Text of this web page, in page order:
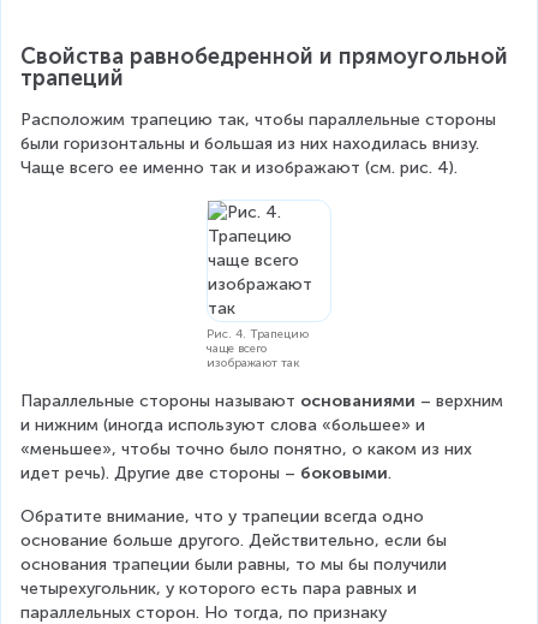
Свойства равнобедренной и прямоугольной
трапеций
Расположим трапецию так, чтобы параллельные стороны
были горизонтальны и большая из них находилась внизу.
Чаще всего ее именно так и изображают (см. рис. 4).
Рис. 4. Трапецию
чаще всего
изображают так
Параллельные стороны называют основаниями – верхним
и нижним (иногда используют слова «большее» и
«меньшее», чтобы точно было понятно, о каком из них
идет речь). Другие две стороны – боковыми.
Обратите внимание, что у трапеции всегда одно
основание больше другого. Действительно, если бы
основания трапеции были равны, то мы бы получили
четырехугольник, у которого есть пара равных и
параллельных сторон. Но тогда, по признаку